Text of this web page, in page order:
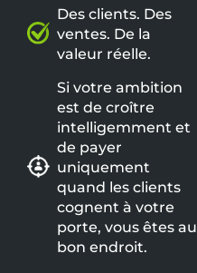
Des clients. Des
ventes. De la
valeur réelle.
Si votre ambition
est de croître
intelligemment et
de payer
uniquement
quand les clients
cognent à votre
porte, vous êtes au
bon endroit.